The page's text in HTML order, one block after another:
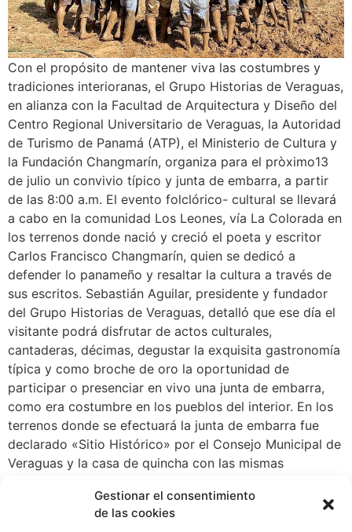
Gestionar el consentimiento
de las cookies
Con el propósito de mantener viva las costumbres y
tradiciones interioranas, el Grupo Historias de Veraguas,
en alianza con la Facultad de Arquitectura y Diseño del
Centro Regional Universitario de Veraguas, la Autoridad
de Turismo de Panamá (ATP), el Ministerio de Cultura y
la Fundación Changmarín, organiza para el pròximo13
de julio un convivio típico y junta de embarra, a partir
de las 8:00 a.m. El evento folclórico- cultural se llevará
a cabo en la comunidad Los Leones, vía La Colorada en
los terrenos donde nació y creció el poeta y escritor
Carlos Francisco Changmarín, quien se dedicó a
defender lo panameño y resaltar la cultura a través de
sus escritos. Sebastián Aguilar, presidente y fundador
del Grupo Historias de Veraguas, detalló que ese día el
visitante podrá disfrutar de actos culturales,
cantaderas, décimas, degustar la exquisita gastronomía
típica y como broche de oro la oportunidad de
participar o presenciar en vivo una junta de embarra,
como era costumbre en los pueblos del interior. En los
terrenos donde se efectuará la junta de embarra fue
declarado «Sitio Histórico» por el Consejo Municipal de
Veraguas y la casa de quincha con las mismas
utilizará como un museo, donde se expondrán las
expresiones folclóricas de la región y se conocerá el